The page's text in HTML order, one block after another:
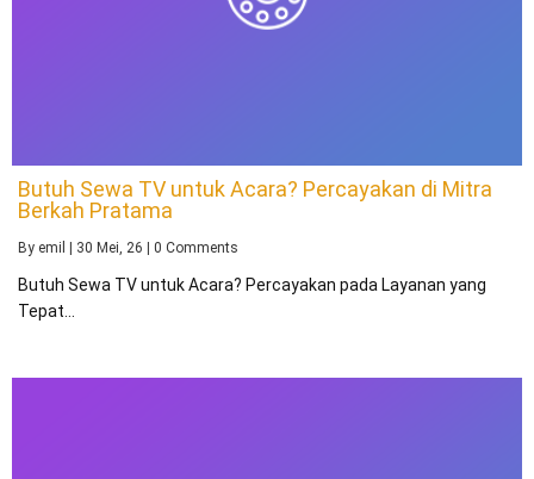
Butuh Sewa TV untuk Acara? Percayakan di Mitra
Berkah Pratama
By emil 30 Mei, 26 0 Comments
Butuh Sewa TV untuk Acara? Percayakan pada Layanan yang
Tepat…